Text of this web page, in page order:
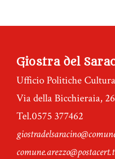
Giostra del
Ufficio Politiche
Via della Bicchieraia,
Tel.0575 377462